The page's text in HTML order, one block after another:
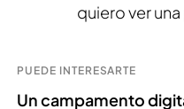
quiero ver
PUEDE INTERESARTE
Un campamento